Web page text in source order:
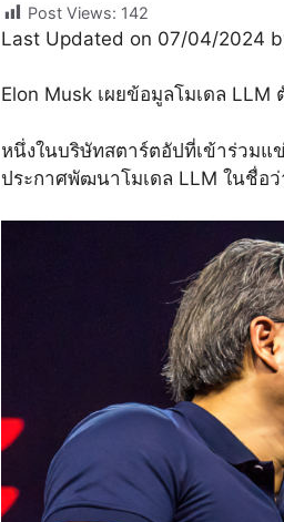
Post Views: 142
Last Updated on 07/04/2024
Elon Musk เผยข้อมูลโมเดล
หนึ่งในบริษัทสตาร์ตอัปที่เข้าร่วมแ
ประกาศพัฒนาโมเดล LLM ในชื่อ